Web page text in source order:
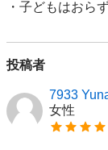
・子どもはおら
投稿者
7933
女性